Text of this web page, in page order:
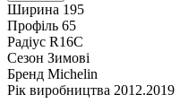
Ширина 195
Профіль 65
Радіус R16C
Сезон Зимові
Бренд Michelin
Рік виробництва 2012.2019